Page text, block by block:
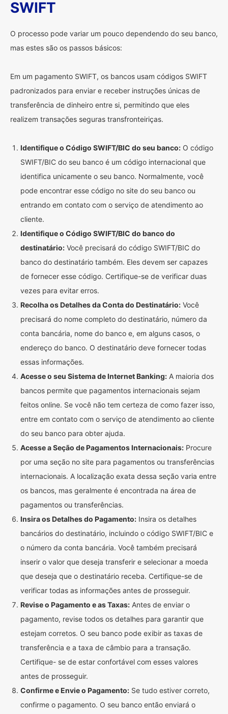
SWIFT
O processo pode variar um pouco dependendo do seu banco,
mas estes são os passos básicos:
Em um pagamento SWIFT, os bancos usam códigos SWIFT
padronizados para enviar e receber instruções únicas de
transferência de dinheiro entre si, permitindo que eles
realizem transações seguras transfronteiriças.
Identifique o Código SWIFT/BIC do seu banco: O código
SWIFT/BIC do seu banco é um código internacional que
identifica unicamente o seu banco. Normalmente, você
pode encontrar esse código no site do seu banco ou
entrando em contato com o serviço de atendimento ao
cliente.
Identifique o Código SWIFT/BIC do banco do
destinatário: Você precisará do código SWIFT/BIC do
banco do destinatário também. Eles devem ser capazes
de fornecer esse código. Certifique-se de verificar duas
vezes para evitar erros.
Recolha os Detalhes da Conta do Destinatário: Você
precisará do nome completo do destinatário, número da
conta bancária, nome do banco e, em alguns casos, o
endereço do banco. O destinatário deve fornecer todas
essas informações.
Acesse o seu Sistema de Internet Banking: A maioria dos
bancos permite que pagamentos internacionais sejam
feitos online. Se você não tem certeza de como fazer isso,
entre em contato com o serviço de atendimento ao cliente
do seu banco para obter ajuda.
Acesse a Seção de Pagamentos Internacionais: Procure
por uma seção no site para pagamentos ou transferências
internacionais. A localização exata dessa seção varia entre
os bancos, mas geralmente é encontrada na área de
pagamentos ou transferências.
Insira os Detalhes do Pagamento: Insira os detalhes
bancários do destinatário, incluindo o código SWIFT/BIC e
o número da conta bancária. Você também precisará
inserir o valor que deseja transferir e selecionar a moeda
que deseja que o destinatário receba. Certifique-se de
verificar todas as informações antes de prosseguir.
Revise o Pagamento e as Taxas: Antes de enviar o
pagamento, revise todos os detalhes para garantir que
estejam corretos. O seu banco pode exibir as taxas de
transferência e a taxa de câmbio para a transação.
Certifique- se de estar confortável com esses valores
antes de prosseguir.
Confirme e Envie o Pagamento: Se tudo estiver correto,
confirme o pagamento. O seu banco então enviará o